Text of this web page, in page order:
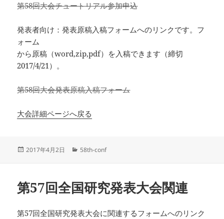
第58回大会チュートリアル参加申込
発表者向け：発表原稿入稿フォームへのリンクです。フ
ォーム
から原稿（word,zip,pdf）を入稿できます（締切
2017/4/21）。
第58回大会発表原稿入稿フォーム
大会詳細ページへ戻る
投
2017年4月2日
カ
ー
58th-conf
第57回全国研究発表大会関連
第57回全国研究発表大会に関連するフォームへのリンク